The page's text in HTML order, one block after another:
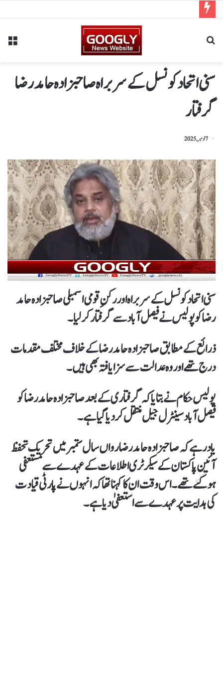
سنی اتحاد کونسل کے سربراہ صاحبزادہ حامد رضا
گرفتار
7 نومبر, 2025
سنی اتحاد کونسل کے سربراہ اور رکنِ قومی اسمبلی صاحبزادہ حامد
رضا کو پولیس نے فیصل آباد سے گرفتار کر لیا۔
ذرائع کے مطابق صاحبزادہ حامد رضا کے خلاف مختلف مقدمات
درج تھے اور وہ عدالت سے سزا یافتہ بھی ہیں۔
پولیس حکام نے بتایا کہ گرفتاری کے بعد صاحبزادہ حامد رضا کو
فیصل آباد سینٹرل جیل منتقل کر دیا گیا ہے۔
یاد رہے کہ صاحبزادہ حامد رضا رواں سال ستمبر میں تحریک تحفظ
آئین پاکستان کے سیکرٹری اطلاعات کے عہدے سے مستعفی
ہوگئے تھے۔ اس وقت ان کا کہنا تھا کہ انہوں نے پارٹی قیادت
کی ہدایت پر عہدے سے استعفیٰ دیا ہے۔